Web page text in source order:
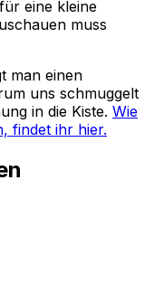
eine kleine
muss
man einen
uns schmuggelt
in die Kiste. Wie
findet ihr hier.